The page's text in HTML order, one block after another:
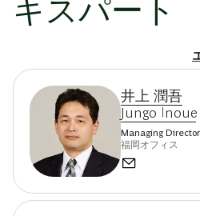
キスパート
井上 潤吾
Jungo Inoue
Managing
福岡オフィス